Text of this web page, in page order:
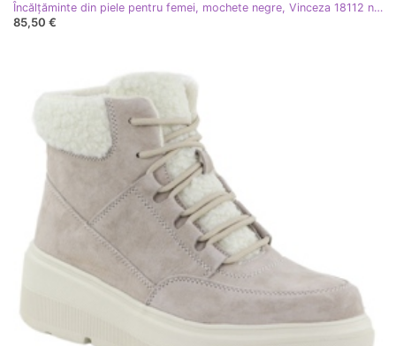
Încălțăminte din piele pentru femei, mochete negre, Vinceza 18112 negru
85,50 €